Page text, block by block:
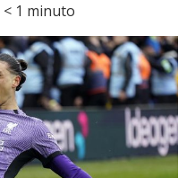
< 1 minuto